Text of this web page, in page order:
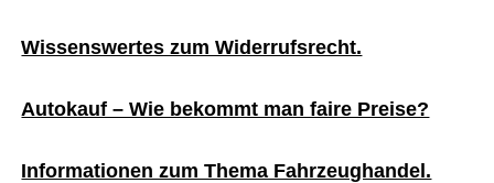
Wissenswertes zum Widerrufsrecht.
Autokauf – Wie bekommt man faire Preise?
Informationen zum Thema Fahrzeughandel.